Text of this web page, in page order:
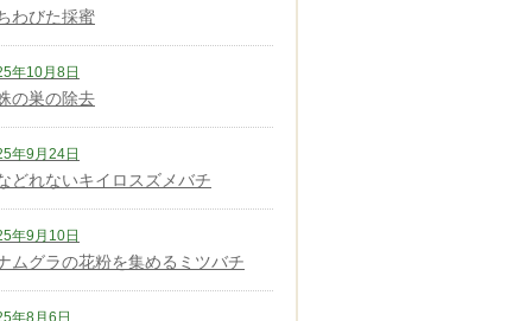
わびた採蜜
年10月8日
の巣の除去
年9月24日
どれないキイロスズメバチ
年9月10日
ムグラの花粉を集めるミツバチ
年8月6日